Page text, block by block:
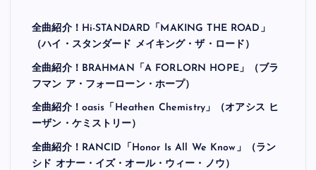
全曲紹介！Hi-STANDARD「MAKING THE ROAD」
（ハイ・スタンダード メイキング・ザ・ロード）
全曲紹介！BRAHMAN「A FORLORN HOPE」（ブラ
フマン ア・フォーローン・ホープ）
全曲紹介！oasis「Heathen Chemistry」（オアシス ヒ
ーザン・ケミストリー）
全曲紹介！RANCID「Honor Is All We Know」（ラン
シド オナー・イズ・オール・ウィー・ノウ）